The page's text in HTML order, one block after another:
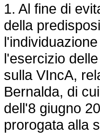
1. Al fine di
della
l'esercizio
sulla VIncA,
Bernalda, di
dell'8 giugno
prorogata alla